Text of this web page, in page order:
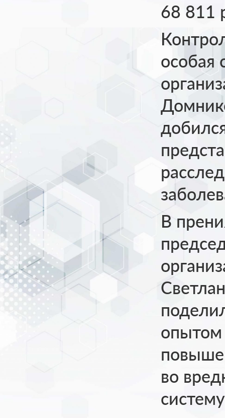
68 811
особая
В
опытом
во